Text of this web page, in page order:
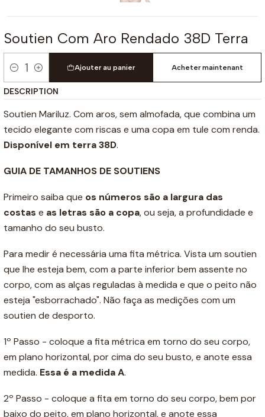
Soutien Com Aro Rendado 38D Terra
Quantité
Ajouter au panier Acheter maintenant
DESCRIPTION
Soutien Mariluz. Com aros, sem almofada, que combina um
tecido elegante com riscas e uma copa em tule com renda.
Disponível em terra 38D.
GUIA DE TAMANHOS DE SOUTIENS
Primeiro saiba que os números são a largura das
costas e as letras são a copa, ou seja, a profundidade e
tamanho do seu busto.
Para medir é necessária uma fita métrica. Vista um soutien
que lhe esteja bem, com a parte inferior bem assente no
corpo, com as alças reguladas à medida e que o peito não
esteja "esborrachado". Não faça as medições com um
soutien de desporto.
1º Passo - coloque a fita métrica em torno do seu corpo,
em plano horizontal, por cima do seu busto, e anote essa
medida. Essa é a medida A.
2º Passo - coloque a fita em torno do seu corpo, bem por
baixo do peito, em plano horizontal, e anote essa